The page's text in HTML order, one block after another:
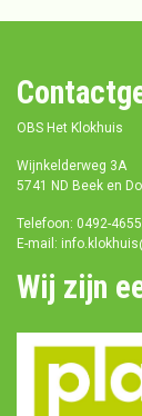
OBS Het Klokhuis
Wijnkelderweg 3A
5741 ND Beek en
Telefoon: 0492-
E-mail:
Wij zijn